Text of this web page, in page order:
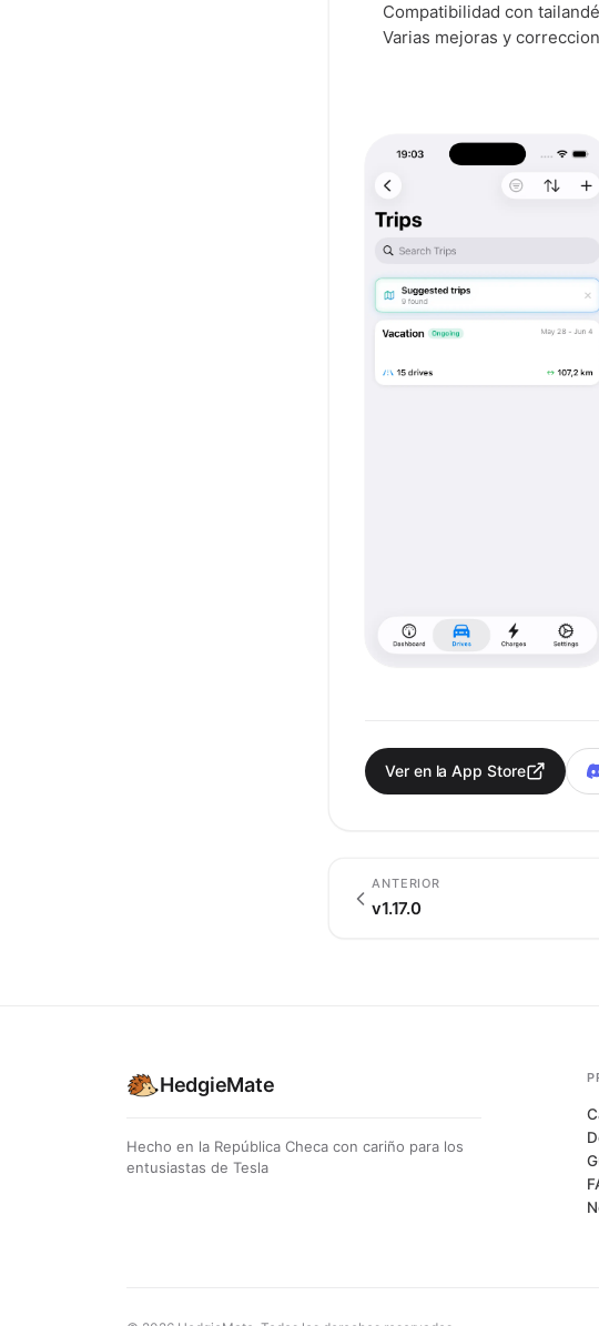
Compatibilidad con
Varias mejoras y
Ver en la App Store
ANTERIOR
v1.17.0
HedgieMate
Hecho en la República Checa con cariño para los
entusiastas de Tesla